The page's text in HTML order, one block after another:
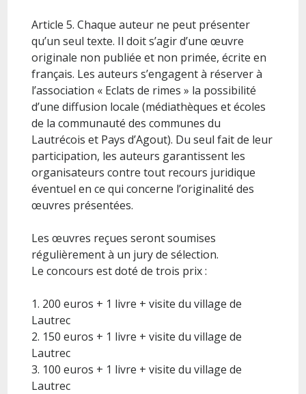
Article 5. Chaque auteur ne peut présenter
qu’un seul texte. Il doit s’agir d’une œuvre
originale non publiée et non primée, écrite en
français. Les auteurs s’engagent à réserver à
l’association « Eclats de rimes » la possibilité
d’une diffusion locale (médiathèques et écoles
de la communauté des communes du
Lautrécois et Pays d’Agout). Du seul fait de leur
participation, les auteurs garantissent les
organisateurs contre tout recours juridique
éventuel en ce qui concerne l’originalité des
œuvres présentées.
Les œuvres reçues seront soumises
régulièrement à un jury de sélection.
Le concours est doté de trois prix :
1. 200 euros + 1 livre + visite du village de
Lautrec
2. 150 euros + 1 livre + visite du village de
Lautrec
3. 100 euros + 1 livre + visite du village de
Lautrec